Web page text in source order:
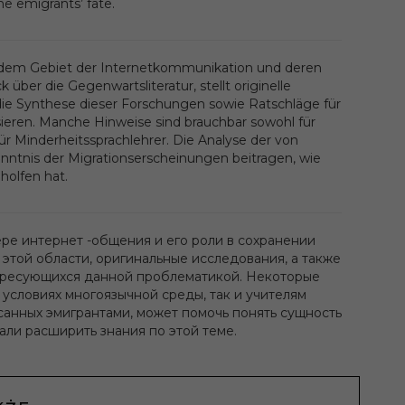
emigrants’ fate.
Gebiet der Internetkommunikation und deren
über die Gegenwartsliteratur, stellt originelle
Synthese dieser Forschungen sowie Ratschläge für
Manche Hinweise sind brauchbar sowohl für
Minderheitssprachlehrer. Die Analyse der von
der Migrationserscheinungen beitragen, wie
hat.
интернет -общения и его роли в сохранении
области, оригинальные исследования, а также
данной проблематикой. Некоторые
многоязычной среды, так и учителям
эмигрантами, может помочь понять сущность
расширить знания по этой теме.